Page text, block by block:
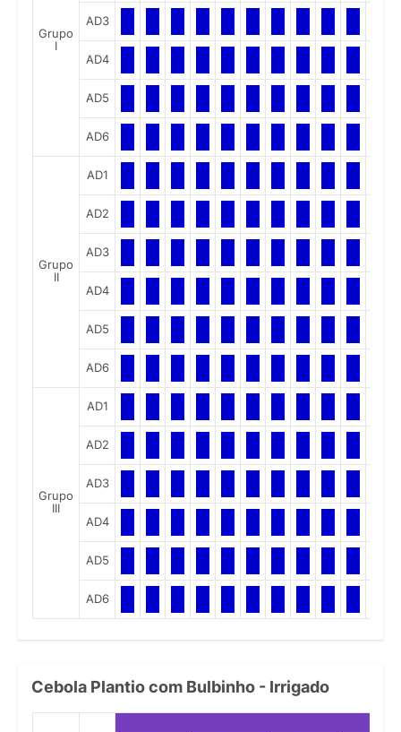
Grupo
I
AD3
AD4
AD5
AD6
Grupo
II
AD1
AD2
AD3
AD4
AD5
AD6
Grupo
III
AD1
AD2
AD3
AD4
AD5
AD6
Cebola Plantio com Bulbinho - Irrigado